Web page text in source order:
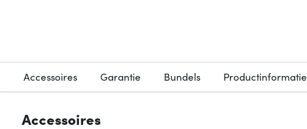
Accessoires Garantie Bundels Productinformatie
Accessoires